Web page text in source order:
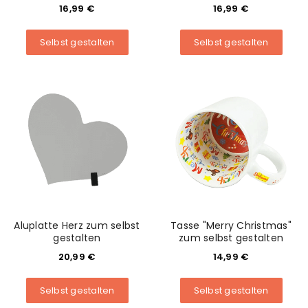
ANMELDEN
Benutzername oder E-Mail-Adresse*
Anmeldeformular geschützt durchWP Captcha
Angemeldet bleiben
16,99 €
Selbst gestalten
16,99 €
Selbst gestalten
Aluplatte Herz zum selbst
gestalten
20,99 €
Selbst gestalten
Tasse "Merry Christmas"
zum selbst gestalten
14,99 €
Selbst gestalten